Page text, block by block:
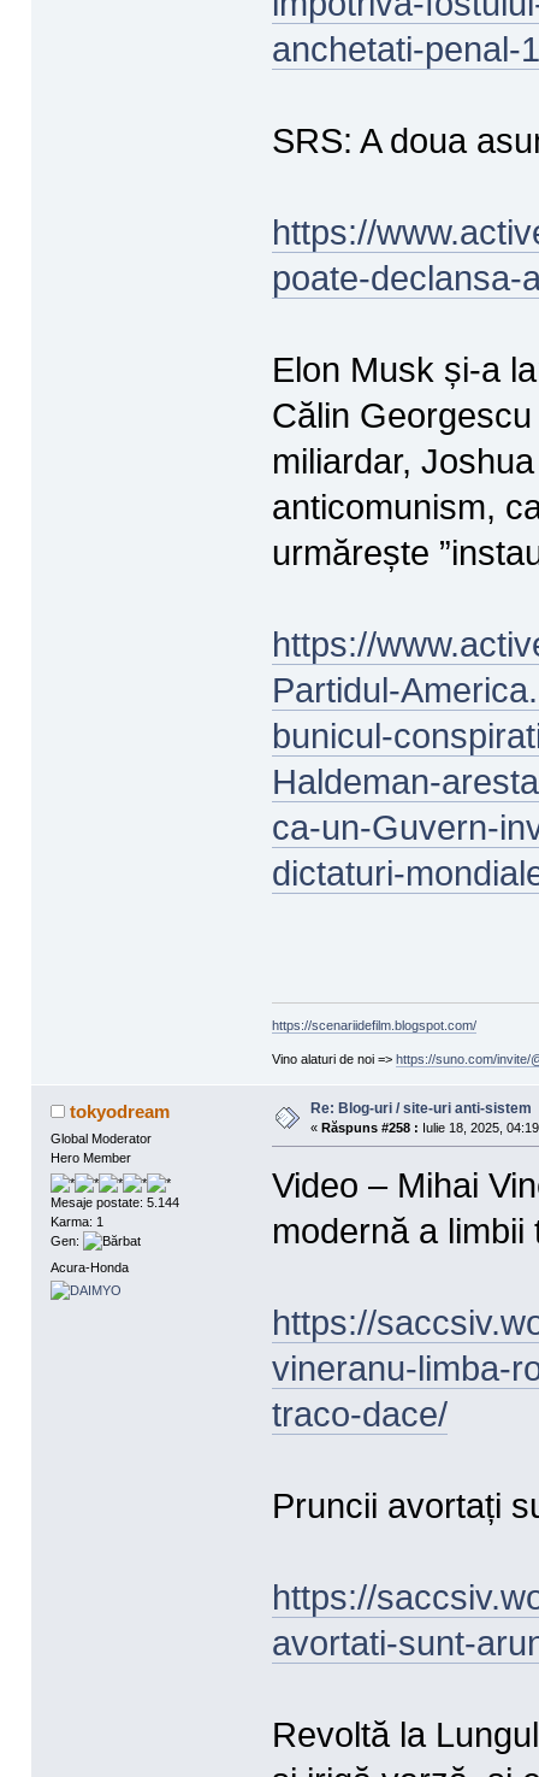
anchetati-penal-
SRS: A doua
https://
poate-declansa-
Elon Musk și-a
Călin
miliardar,
anticomunism,
urmărește
https://
Partidul-
bunicul-
Haldeman-
ca-un-Guvern-
dictaturi-
https://scenariidefilm.blogspot.com/
Vino alaturi de noi => https://suno.com/invite/
tokyodream
Global Moderator
Hero Member
Mesaje postate: 5.144
Karma: 1
Gen:
Acura-Honda
Re: Blog-uri / site-uri anti-sistem
« Răspuns #258 : Iulie 18, 2025,
Video – Mihai
modernă a limbii
https://
vineranu-limba-
traco-dace/
Pruncii avortați
https://
avortati-sunt-
Revoltă la